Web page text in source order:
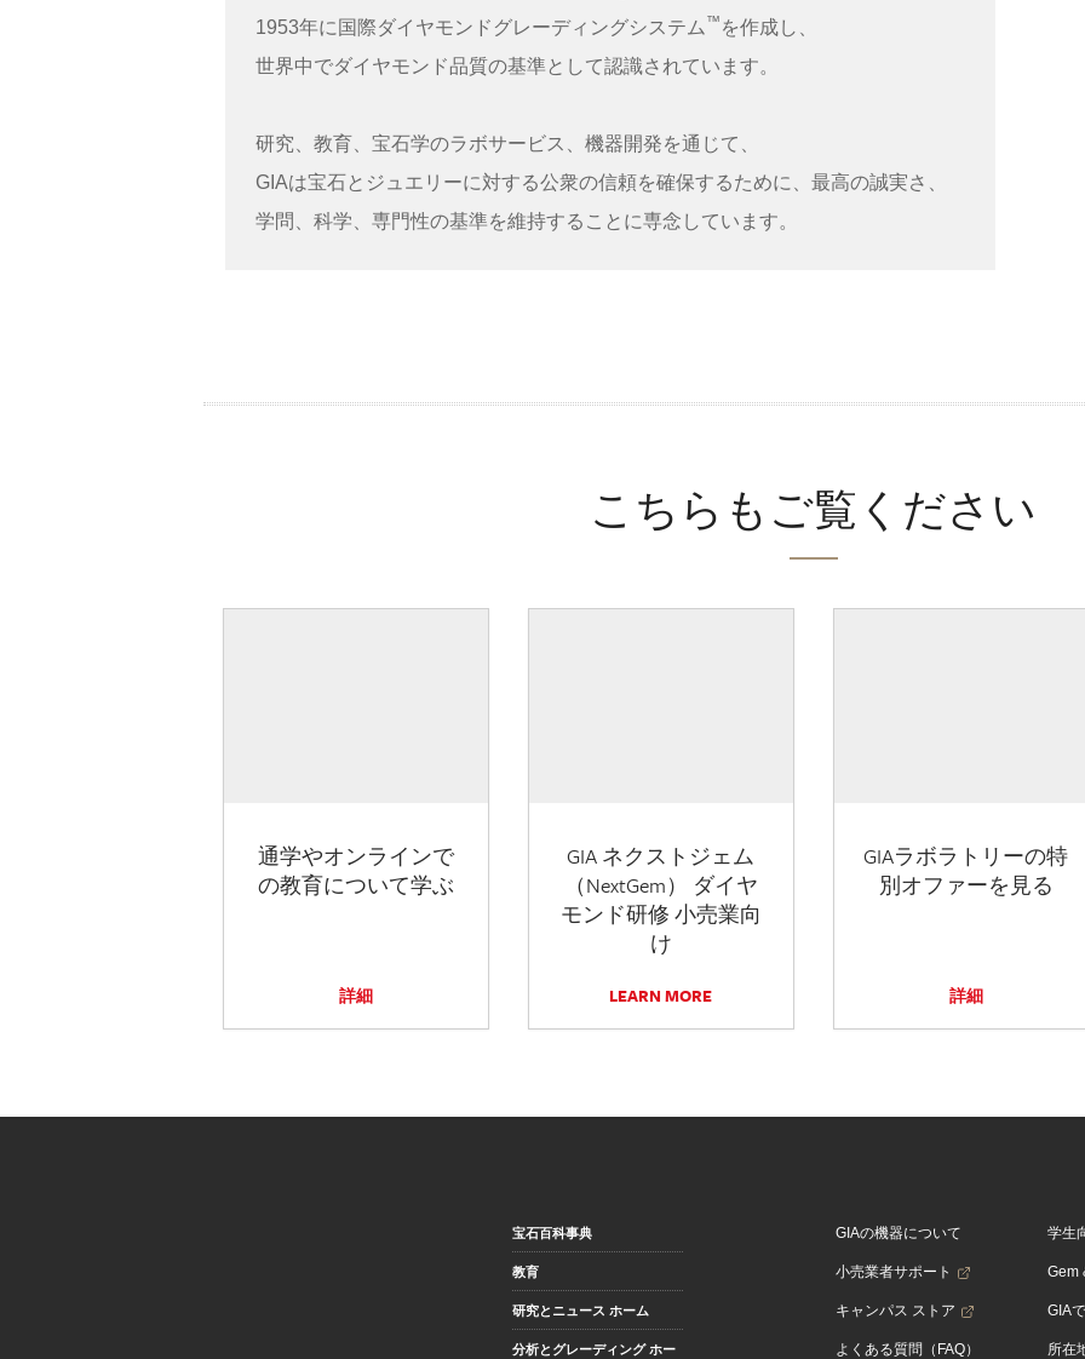
1953年に国際ダイヤモンドグレーディングシステム ™ を作成し、
世界中でダイヤモンド品質の基準として認識されています。
研究、教育、宝石学のラボサービス、機器開発を通じて、
GIAは宝石とジュエリーに対する公衆の信頼を確保するために、最高の誠実さ、
学問、科学、専門性の基準を維持することに専念しています。
こちらもご覧ください
通学やオンラインで
の教育について学ぶ
詳細
GIA ネクストジェム
（NextGem） ダイヤ
モンド研修 小売業向
け
LEARN MORE
GIAラボラトリーの特
別オファーを見る
詳細
宝石百科事典
教育
研究とニュース ホーム
分析とグレーディング ホー
GIAの機器について
小売業者サポート
キャンパス ストア
よくある質問（FAQ）
学生
Gem
GIA
所在